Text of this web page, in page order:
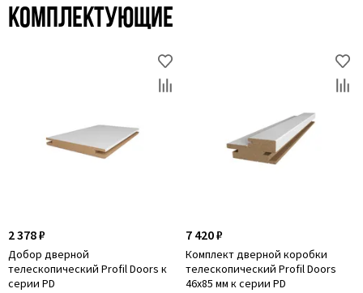
Комплектующие
2 378 ₽
Добор дверной
телескопический Profil Doors к
серии PD
7 420 ₽
Комплект дверной коробки
телескопический Profil Doors
46x85 мм к серии PD